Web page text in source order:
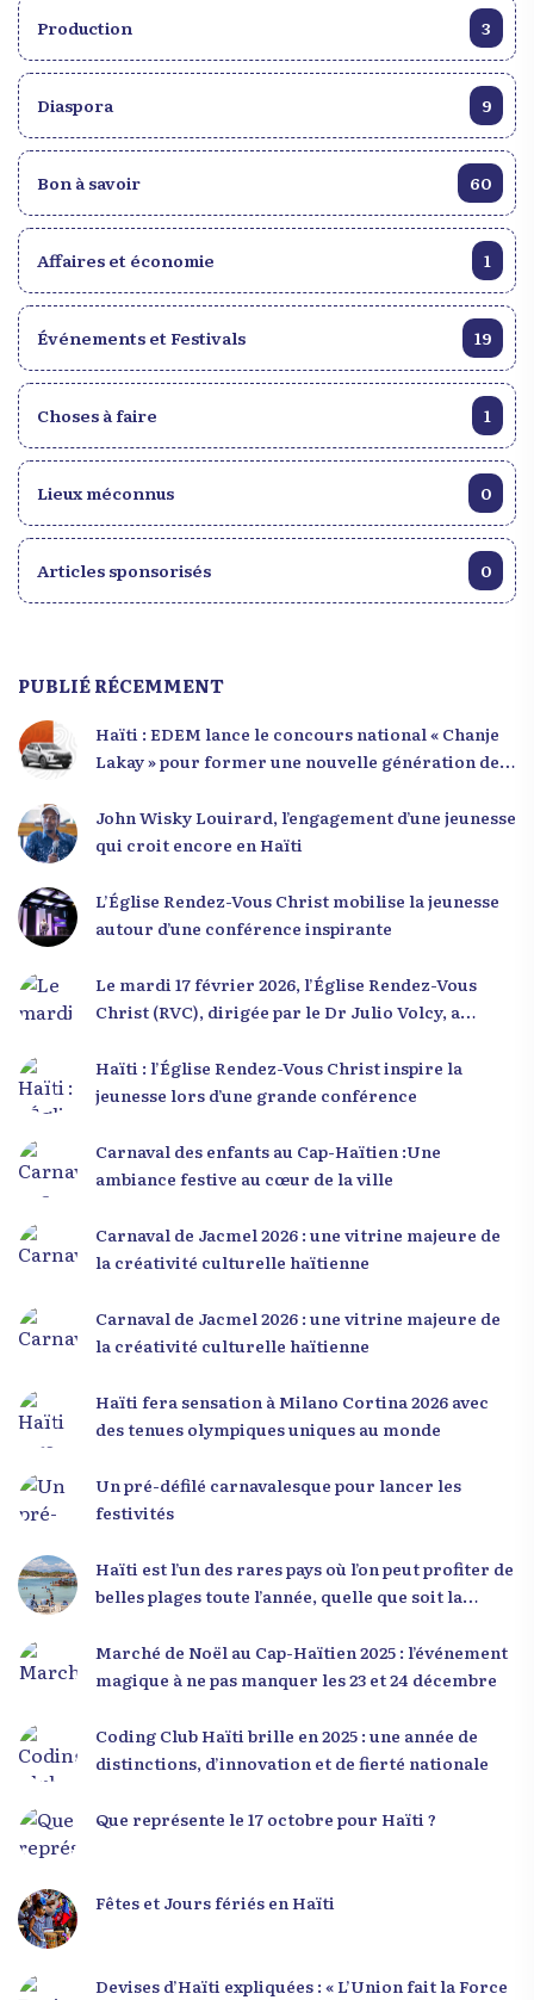
Production 3
Diaspora 9
Bon à savoir 60
Affaires et économie 1
Événements et Festivals 19
Choses à faire 1
Lieux méconnus 0
Articles sponsorisés 0
PUBLIÉ RÉCEMMENT
Haïti : EDEM lance le concours national « Chanje
Lakay » pour former une nouvelle génération de
John Wisky Louirard, l’engagement d’une jeunesse
qui croit encore en Haïti
L’Église Rendez-Vous Christ mobilise la jeunesse
autour d’une conférence inspirante
Le mardi 17 février 2026, l’Église Rendez-Vous
Christ (RVC), dirigée par le Dr Julio Volcy, a
dans ses locaux à Delmas 75 pour une conférence
placée sous le thème « Menm Ou Menm Tou ».
occasion unique de se rencontrer, d’échanger et
d’écouter des interventions motivantes centrées
citoyen. Des messages forts pour la jeunesse Lors
de sa première intervention, intitulée « Jenès la
croire en leur potentiel et à rejeter toute forme
de fatalisme. Il a particulièrement insisté sur
pouvons pas résoudre un problème avec la
mentalité qui l’a créé. » Il a encouragé la jeunesse
sur la discipline, l’excellence et la responsabilité.
Le révérend a également rappelé que la jeunesse
du pays, et qu’un engagement structuré de
seulement 4 % d’entre eux pourrait modifier
significativement la trajectoire nationale. Sa
seconde intervention, « Jenès la ak responsablite l
», a souligné le lien indissociable entre potentiel et
responsabilité. Le Dr Volcy a invité les jeunes à
communautés, à investir dans leur formation et à
développer un leadership intègre. Appel à un
Haïti : l’Église Rendez-Vous Christ inspire la
jeunesse lors d’une grande conférence
Carnaval des enfants au Cap-Haïtien :Une
ambiance festive au cœur de la ville
Carnaval de Jacmel 2026 : une vitrine majeure de
la créativité culturelle haïtienne
Carnaval de Jacmel 2026 : une vitrine majeure de
la créativité culturelle haïtienne
Haïti fera sensation à Milano Cortina 2026 avec
des tenues olympiques uniques au monde
Un pré-défilé carnavalesque pour lancer les
festivités
Haïti est l’un des rares pays où l’on peut profiter de
belles plages toute l’année, quelle que soit la
Marché de Noël au Cap-Haïtien 2025 : l’événement
magique à ne pas manquer les 23 et 24 décembre
Coding Club Haïti brille en 2025 : une année de
distinctions, d’innovation et de fierté nationale
Que représente le 17 octobre pour Haïti ?
Fêtes et Jours fériés en Haïti
Devises d’Haïti expliquées : « L’Union fait la Force